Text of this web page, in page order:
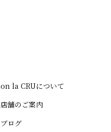
on la CRUについて
店舗のご案内
ブログ